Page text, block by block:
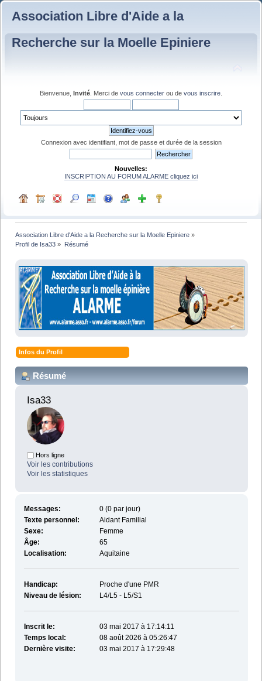
Association Libre d'Aide a la
Recherche sur la Moelle Epiniere
Bienvenue, Invité . Merci de vous connecter ou de vous inscrire
Connexion avec identifiant, mot de passe et durée de la session
Nouvelles:
INSCRIPTION AU FORUM ALARME cliquez ici
Association Libre d'Aide a la Recherche sur la Moelle Epiniere »
Profil de Isa33 » Résumé
Infos du Profil
Résumé
Isa33
Hors ligne
Voir les contributions
Voir les statistiques
Messages:
0 (0 par jour)
Texte personnel:
Aidant Familial
Sexe:
Femme
Âge:
65
Localisation:
Aquitaine
Handicap:
Proche d'une PMR
Niveau de lésion:
L4/L5 - L5/S1
Inscrit le:
03 mai 2017 à 17:14:11
Temps local:
08 août 2026 à 05:26:47
Dernière visite:
03 mai 2017 à 17:29:48